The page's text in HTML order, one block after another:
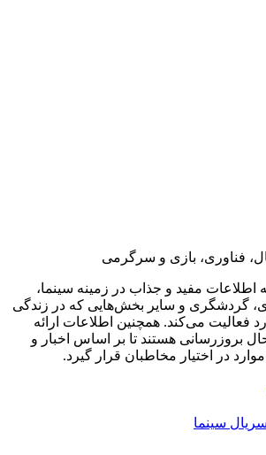
فناوری، بازی و سرگرمی
اطلاعات مفید و جذاب در زمینه سینما،
گردشگری و سایر بخش‌هایی که در زندگی
فعالیت می‌کند. همچنین اطلاعات ارائه
حال بروزرسانی هستند تا بر اساس اخبار و
در اختیار مخاطبان قرار گیرد.
سریال سینما